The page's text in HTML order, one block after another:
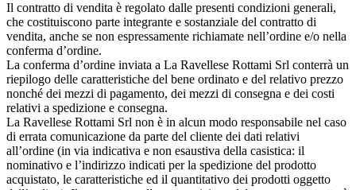
Il contratto di vendita è regolato dalle presenti condizioni generali,
che costituiscono parte integrante e sostanziale del contratto di
vendita, anche se non espressamente richiamate nell’ordine e/o nella
conferma d’ordine.
La conferma d’ordine inviata a La Ravellese Rottami Srl conterrà un
riepilogo delle caratteristiche del bene ordinato e del relativo prezzo
nonché dei mezzi di pagamento, dei mezzi di consegna e dei costi
relativi a spedizione e consegna.
La Ravellese Rottami Srl non è in alcun modo responsabile nel caso
di errata comunicazione da parte del cliente dei dati relativi
all’ordine (in via indicativa e non esaustiva della casistica: il
nominativo e l’indirizzo indicati per la spedizione del prodotto
acquistato, le caratteristiche ed il quantitativo dei prodotti oggetto